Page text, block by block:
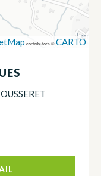
contributors ©CARTO